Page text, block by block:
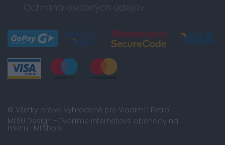
Ochrana osobných údajov
© Všetky práva vyhradené pre Vladimír Petro
MI:SU Design - Tvoríme internetové obchody na
mieru | MI:Shop